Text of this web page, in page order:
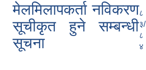
मेलमिलापकर्ता नविकरण
सूचीकृत हुने सम्बन्धी
सूचना
८
३/
८
४